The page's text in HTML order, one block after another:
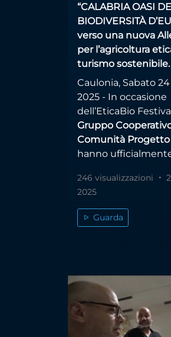
“CALABRIA OASI
BIODIVERSITÀ
verso una nuova
per l’agricoltura
turismo sostenibile.
Caulonia, Sabato
2025 - In occasione
dell’EticaBio
Gruppo
Comunità Progetto
hanno
246 visualizzazioni
2025
Guarda